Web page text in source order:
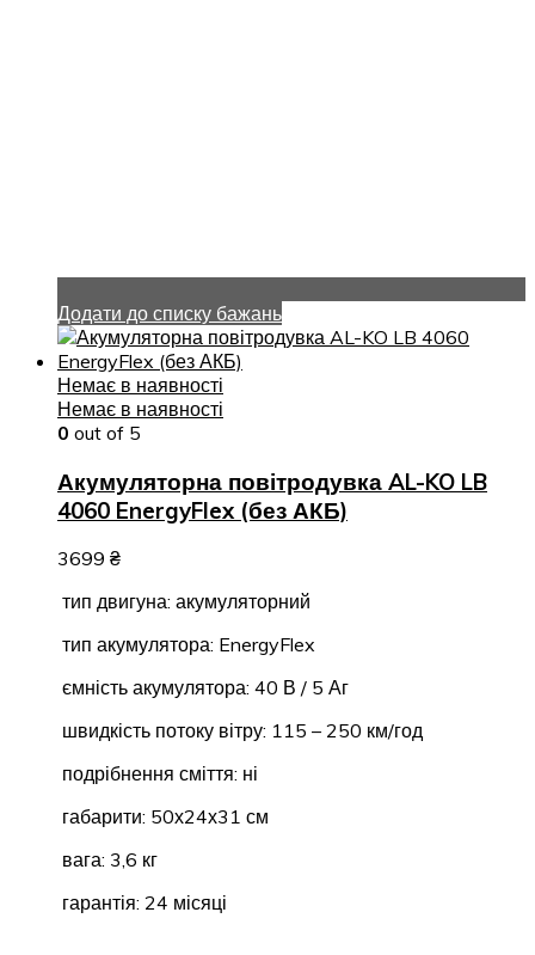
Додати до списку бажань
Немає в наявності
Немає в наявності
0 out of 5
Акумуляторна повітродувка AL-KO LB
4060 EnergyFlex (без АКБ)
3699 ₴
тип двигуна: акумуляторний
тип акумулятора: EnergyFlex
ємність акумулятора: 40 В / 5 Аг
швидкість потоку вітру: 115 – 250 км/год
подрібнення сміття: ні
габарити: 50х24х31 см
вага: 3,6 кг
гарантія: 24 місяці